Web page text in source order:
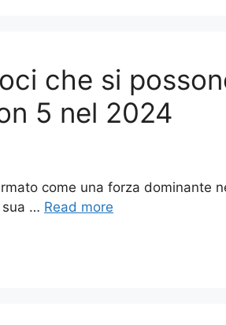
che si
5 nel 2024
come una forza dominante
sua … Read more